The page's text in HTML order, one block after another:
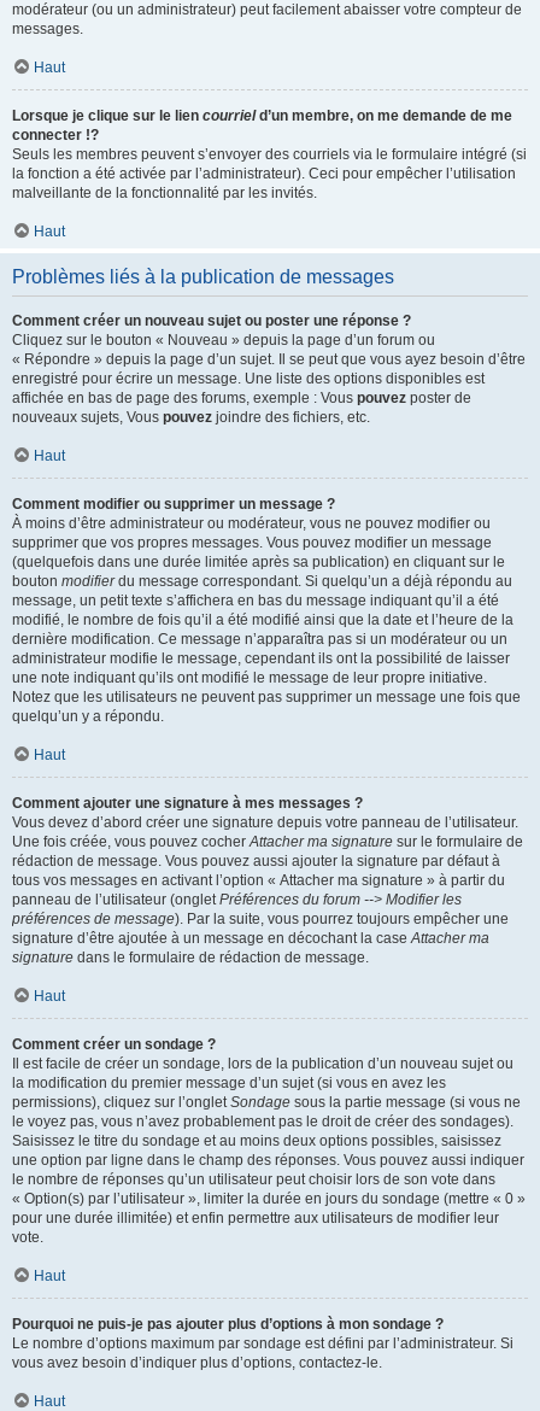
modérateur (ou un administrateur) peut facilement abaisser votre compteur de
messages.
Haut
Lorsque je clique sur le lien courrield’un membre, on me demande de me
connecter !?
Seuls les membres peuvent s’envoyer des courriels via le formulaire intégré (si
la fonction a été activée par l’administrateur). Ceci pour empêcher l’utilisation
malveillante de la fonctionnalité par les invités.
Haut
Problèmes liés à la publication de messages
Comment créer un nouveau sujet ou poster une réponse ?
Cliquez sur le bouton « Nouveau » depuis la page d’un forum ou
« Répondre » depuis la page d’un sujet. Il se peut que vous ayez besoin d’être
enregistré pour écrire un message. Une liste des options disponibles est
affichée en bas de page des forums, exemple : Vous pouvez poster de
nouveaux sujets, Vous pouvez joindre des fichiers, etc.
Haut
Comment modifier ou supprimer un message ?
À moins d’être administrateur ou modérateur, vous ne pouvez modifier ou
supprimer que vos propres messages. Vous pouvez modifier un message
(quelquefois dans une durée limitée après sa publication) en cliquant sur le
bouton modifierdu message correspondant. Si quelqu’un a déjà répondu au
message, un petit texte s’affichera en bas du message indiquant qu’il a été
modifié, le nombre de fois qu’il a été modifié ainsi que la date et l’heure de la
dernière modification. Ce message n’apparaîtra pas si un modérateur ou un
administrateur modifie le message, cependant ils ont la possibilité de laisser
une note indiquant qu’ils ont modifié le message de leur propre initiative.
Notez que les utilisateurs ne peuvent pas supprimer un message une fois que
quelqu’un y a répondu.
Haut
Comment ajouter une signature à mes messages ?
Vous devez d’abord créer une signature depuis votre panneau de l’utilisateur.
Une fois créée, vous pouvez cocherAttacher ma signature sur le formulaire de
rédaction de message. Vous pouvez aussi ajouter la signature par défaut à
tous vos messages en activant l’option « Attacher ma signature » à partir du
panneau de l’utilisateur (ongletPréférences du forum --> Modifier les
préférences de message). Par la suite, vous pourrez toujours empêcher une
signature d’être ajoutée à un message en décochant la caseAttacher ma
signature dans le formulaire de rédaction de message.
Haut
Comment créer un sondage ?
Il est facile de créer un sondage, lors de la publication d’un nouveau sujet ou
la modification du premier message d’un sujet (si vous en avez les
permissions), cliquez sur l’ongletSondage sous la partie message (si vous ne
le voyez pas, vous n’avez probablement pas le droit de créer des sondages).
Saisissez le titre du sondage et au moins deux options possibles, saisissez
une option par ligne dans le champ des réponses. Vous pouvez aussi indiquer
le nombre de réponses qu’un utilisateur peut choisir lors de son vote dans
« Option(s) par l’utilisateur », limiter la durée en jours du sondage (mettre « 0 »
pour une durée illimitée) et enfin permettre aux utilisateurs de modifier leur
vote.
Haut
Pourquoi ne puis-je pas ajouter plus d’options à mon sondage ?
Le nombre d’options maximum par sondage est défini par l’administrateur. Si
vous avez besoin d’indiquer plus d’options, contactez-le.
Haut